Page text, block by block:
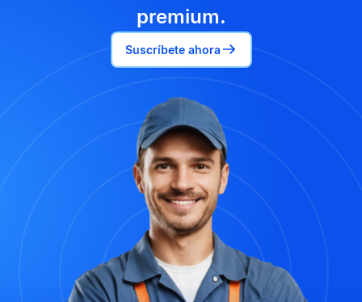
premium.
Suscríbete ahora